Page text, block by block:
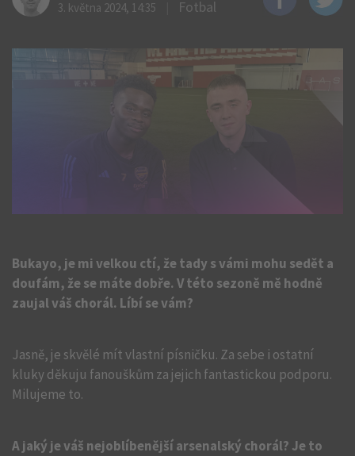
3. května 2024, 14:35 Fotbal
Bukayo, je mi velkou ctí, že tady s vámi mohu sedět a
doufám, že se máte dobře. V této sezoně mě hodně
zaujal váš chorál. Líbí se vám?
Jasně, je skvělé mít vlastní písničku. Za sebe i ostatní
kluky děkuju fanouškům za jejich fantastickou podporu.
Milujeme to.
A jaký je váš nejoblíbenější arsenalský chorál? Je to